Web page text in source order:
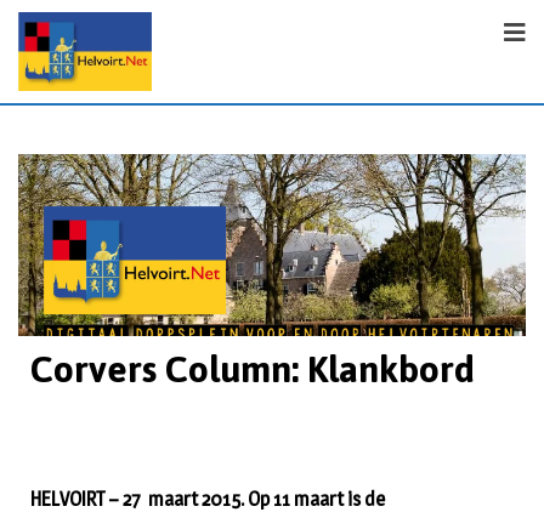
Corvers Column: Klankbord
HELVOIRT – 27 maart 2015. Op 11 maart is de